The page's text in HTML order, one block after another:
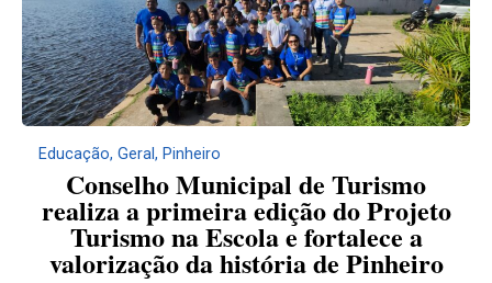
Educação, Geral, Pinheiro
Conselho Municipal de Turismo
realiza a primeira edição do Projeto
Turismo na Escola e fortalece a
valorização da história de Pinheiro